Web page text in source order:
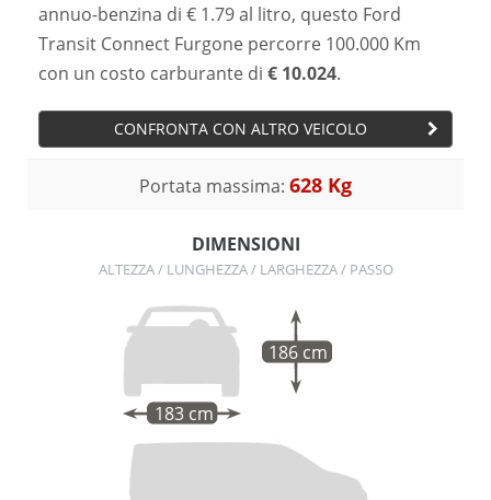
annuo-benzina di € 1.79 al litro, questo Ford
Transit Connect Furgone percorre 100.000 Km
con un costo carburante di € 10.024.
CONFRONTA CON ALTRO VEICOLO
Portata massima: 628 Kg
DIMENSIONI
ALTEZZA / LUNGHEZZA / LARGHEZZA / PASSO
183 cm
186 cm